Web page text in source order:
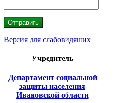
Версия для слабовидящих
Учредитель
Департамент социальной
защиты населения
Ивановской области